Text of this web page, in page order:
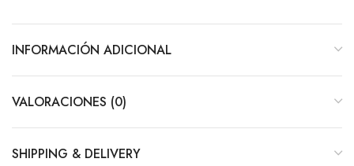
INFORMACIÓN ADICIONAL
VALORACIONES (0)
SHIPPING & DELIVERY